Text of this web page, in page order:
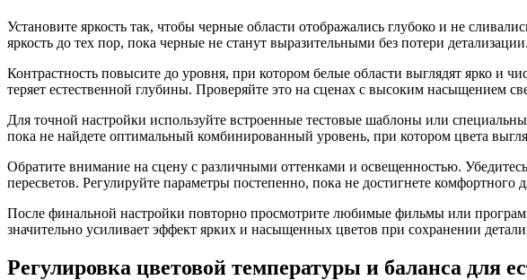
Установите яркость так, чтобы черные области отображались глубоко и не
яркость до тех пор, пока черные не станут выразительными без потери детализации.
Контрастность повысите до уровня, при котором белые области выглядят ярко и
теряет естественной глубины. Проверяйте это на сценах с высоким насыщением
Для точной настройки используйте встроенные тестовые шаблоны или
пока не найдете оптимальный комбинированный уровень, при котором цвета
Обратите внимание на сцену с различными оттенками и освещенностью.
пересветов. Регулируйте параметры постепенно, пока не достигнете комфортного
После финальной настройки повторно просмотрите любимые фильмы или
значительно усиливает эффект ярких и насыщенных цветов при сохранении
Регулировка цветовой температуры и баланса для